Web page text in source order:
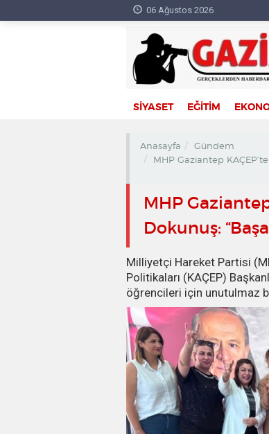
06 Ağustos 2026
SİYASET EĞİTİM
Anasayfa
Gündem
MHP Gaziantep
MHP
Dokunuş:
Milliyetçi Hareket Partisi
Politikaları (KAÇEP)
öğrencileri için unutulmaz